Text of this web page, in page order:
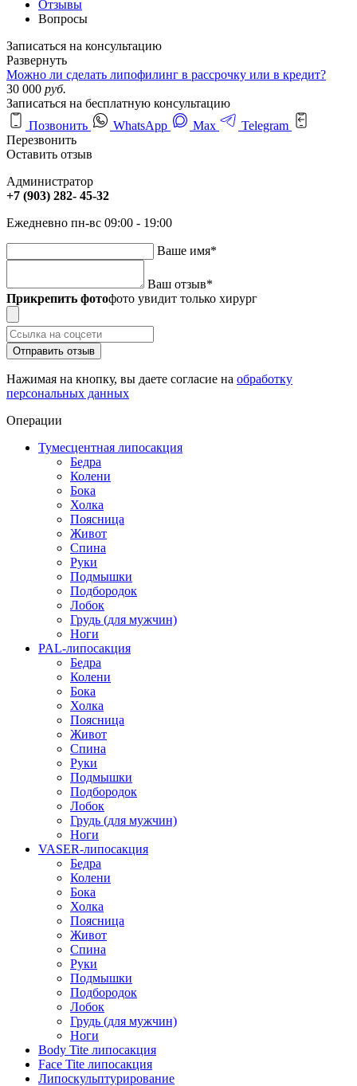
Отзывы
Вопросы
Записаться на консультацию
Развернуть
Можно ли сделать липофилинг в рассрочку или в кредит?
30 000 руб.
Записаться на бесплатную консультацию
Позвонить
WhatsApp Max
Telegram
Перезвонить
Оставить отзыв
Администратор
+7 (903) 282- 45-32
Ежедневно пн-вс 09:00 - 19:00
Ваше имя*
Ваш отзыв*
Прикрепить фотофото увидит только хирург
Отправить отзыв
Нажимая на кнопку, вы даете согласие на обработку
персональных данных
Операции
Тумесцентная липосакция
Бедра
Колени
Бока
Холка
Поясница
Живот
Спина
Руки
Подмышки
Подбородок
Лобок
Грудь (для мужчин)
Ноги
PAL-липосакция
Бедра
Колени
Бока
Холка
Поясница
Живот
Спина
Руки
Подмышки
Подбородок
Лобок
Грудь (для мужчин)
Ноги
VASER-липосакция
Бедра
Колени
Бока
Холка
Поясница
Живот
Спина
Руки
Подмышки
Подбородок
Лобок
Грудь (для мужчин)
Ноги
Body Tite липосакция
Face Tite липосакция
Липоскульптурирование